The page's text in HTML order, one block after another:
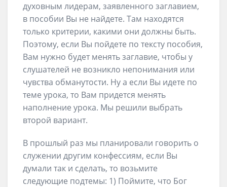
духовным лидерам, заявленного заглавием,
в пособии Вы не найдете. Там находятся
только критерии, какими они должны быть.
Поэтому, если Вы пойдете по тексту пособия,
Вам нужно будет менять заглавие, чтобы у
слушателей не возникло непонимания или
чувства обманутости. Ну а если Вы идете по
теме урока, то Вам придется менять
наполнение урока. Мы решили выбрать
второй вариант.
В прошлый раз мы планировали говорить о
служении другим конфессиям, если Вы
думали так и сделать, то возьмите
следующие подтемы: 1) Поймите, что Бог